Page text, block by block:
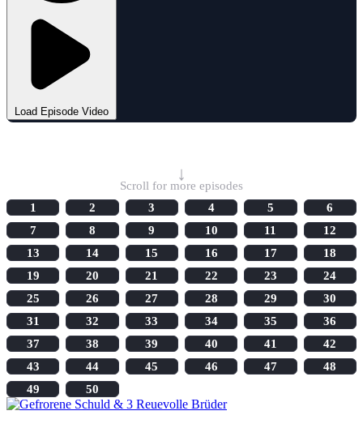
Load Episode Video
↓
Scroll for more episodes
1
2 3 4 5
6
7
8 9 10 11
12
13
14 15 16 17
18
19
20 21 22 23
24
25
26 27 28 29
30
31
32 33 34 35
36
37
38 39 40 41
42
43
44 45 46 47
48
49
50